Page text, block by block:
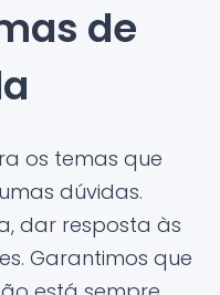
de
os temas que
dúvidas.
dar resposta às
Garantimos que